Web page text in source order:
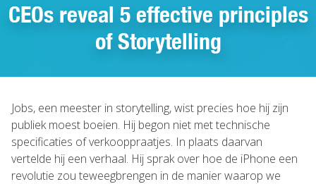
CEOs reveal 5 effective principles
of Storytelling
Jobs, een meester in storytelling, wist precies hoe hij zijn
publiek moest boeien. Hij begon niet met technische
specificaties of verkooppraatjes. In plaats daarvan
vertelde hij een verhaal. Hij sprak over hoe de iPhone een
revolutie zou teweegbrengen in de manier waarop we